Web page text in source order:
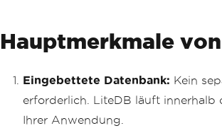
Hauptmerkmale
Eingebettete Datenbank: Kein
erforderlich. LiteDB läuft innerhalb
Ihrer Anwendung.